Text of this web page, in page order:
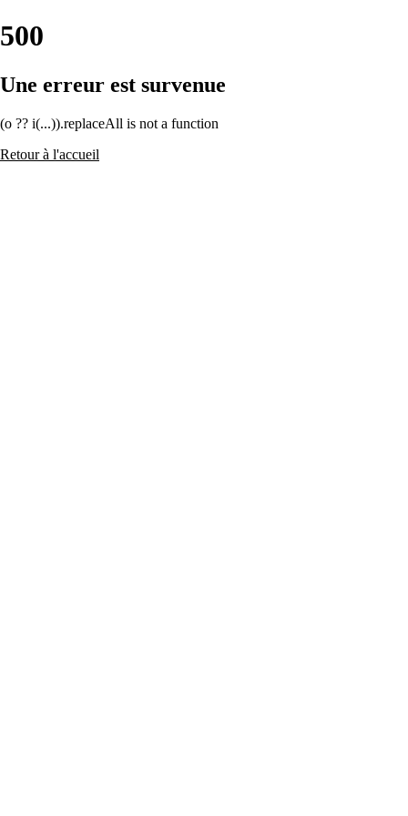
500
Une erreur est survenue
(o ?? i(...)).replaceAll is not a function
Retour à l'accueil